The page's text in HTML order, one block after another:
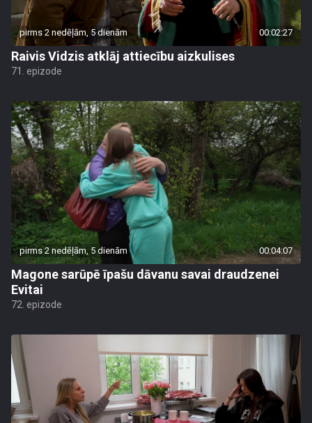
pirms 2 nedēļām, 5 dienām 00:02:27
Raivis Vidzis atklāj attiecību aizkulises
71. epizode
pirms 2 nedēļām, 5 dienām 00:04:07
Magone sarūpē īpašu dāvanu savai draudzenei
Evitai
72. epizode